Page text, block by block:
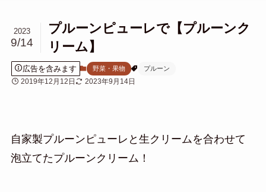
プルーンピューレで【プルーンク
リーム】
2023
9/14
広告を含みます 野菜・果物 プルーン
2019年12月12日 2023年9月14日
自家製プルーンピューレと生クリームを合わせて
泡立てたプルーンクリーム！